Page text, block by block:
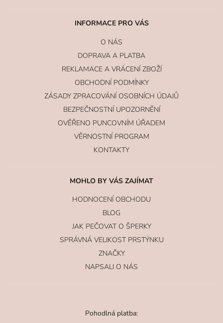
INFORMACE PRO VÁS
O NÁS
DOPRAVA A PLATBA
REKLAMACE A VRÁCENÍ ZBOŽÍ
OBCHODNÍ PODMÍNKY
ZÁSADY ZPRACOVÁNÍ OSOBNÍCH ÚDAJŮ
BEZPEČNOSTNÍ UPOZORNĚNÍ
OVĚŘENO PUNCOVNÍM ÚŘADEM
VĚRNOSTNÍ PROGRAM
KONTAKTY
MOHLO BY VÁS ZAJÍMAT
HODNOCENÍ OBCHODU
BLOG
JAK PEČOVAT O ŠPERKY
SPRÁVNÁ VELIKOST PRSTÝNKU
ZNAČKY
NAPSALI O NÁS
Pohodlná platba: